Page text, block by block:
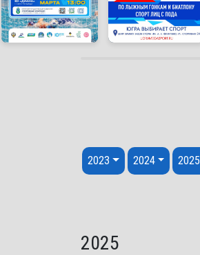
Перейти к содержанию
2023 2024 2025
2025